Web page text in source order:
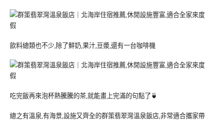
飲料總類也不少,除了鮮奶,果汁,豆漿,還有一台咖啡機
吃完飯再來泡杯熱騰騰的茶,就能畫上完滿的句點了🍵
總之有溫泉,有海景,設施又齊全的群策翡翠灣溫泉飯店,非常適合攜家帶